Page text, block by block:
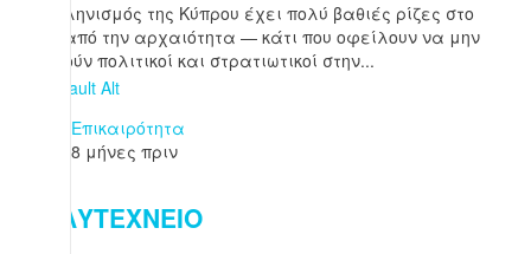
Ο ελληνισμός της Κύπρου έχει πολύ βαθιές ρίζες στο
νησί από την αρχαιότητα — κάτι που οφείλουν να μην
ξεχνούν πολιτικοί και στρατιωτικοί στην...
Επικαιρότητα
8 μήνες πριν
ΠΟΛΥΤΕΧΝΕΙΟ